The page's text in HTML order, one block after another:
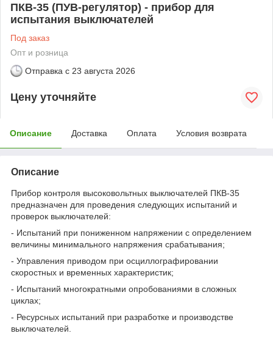
ПКВ-35 (ПУВ-регулятор) - прибор для
испытания выключателей
Под заказ
Опт и розница
Отправка с 23 августа 2026
Цену уточняйте
Описание Доставка Оплата Условия возврата
Описание
Прибор контроля высоковольтных выключателей ПКВ-35
предназначен для проведения следующих испытаний и
проверок выключателей:
- Испытаний при пониженном напряжении с определением
величины минимального напряжения срабатывания;
- Управления приводом при осциллографировании
скоростных и временных характеристик;
- Испытаний многократными опробованиями в сложных
циклах;
- Ресурсных испытаний при разработке и производстве
выключателей.